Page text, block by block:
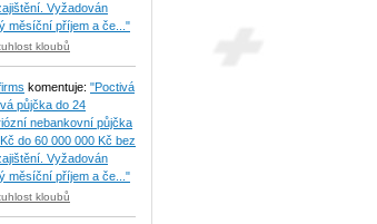
Vyžadován
měsíční příjem a če..."
kloubů
komentuje: "Poctivá
půjčka do 24
nebankovní půjčka
do 60 000 000 Kč bez
Vyžadován
měsíční příjem a če..."
kloubů